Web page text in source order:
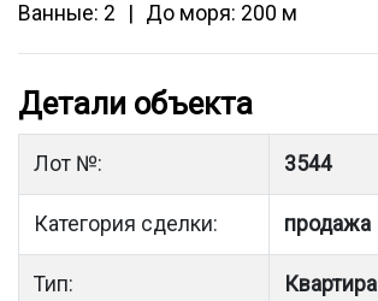
Ванные: 2
До моря: 200 м
Детали объекта
Лот №: 3544
Категория сделки: продажа
Тип: Квартира